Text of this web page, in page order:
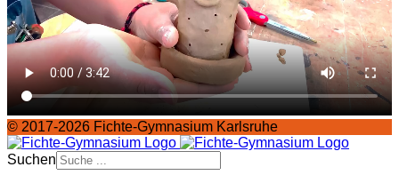
© 2017-2026 Fichte-Gymnasium Karlsruhe
Suchen